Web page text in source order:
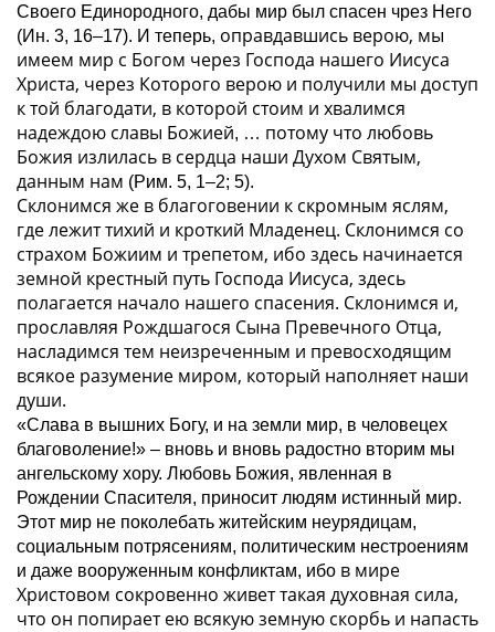
Своего Единородного, дабы мир был спасен чрез Него
(Ин. 3, 16–17). И теперь, оправдавшись верою, мы
имеем мир с Богом через Господа нашего Иисуса
Христа, через Которого верою и получили мы доступ
к той благодати, в которой стоим и хвалимся
надеждою славы Божией, … потому что любовь
Божия излилась в сердца наши Духом Святым,
данным нам (Рим. 5, 1–2; 5).
Склонимся же в благоговении к скромным яслям,
где лежит тихий и кроткий Младенец. Склонимся со
страхом Божиим и трепетом, ибо здесь начинается
земной крестный путь Господа Иисуса, здесь
полагается начало нашего спасения. Склонимся и,
прославляя Рождшагося Сына Превечного Отца,
насладимся тем неизреченным и превосходящим
всякое разумение миром, который наполняет наши
души.
«Слава в вышних Богу, и на земли мир, в человецех
благоволение!» – вновь и вновь радостно вторим мы
ангельскому хору. Любовь Божия, явленная в
Рождении Спасителя, приносит людям истинный мир.
Этот мир не поколебать житейским неурядицам,
социальным потрясениям, политическим нестроениям
и даже вооруженным конфликтам, ибо в мире
Христовом сокровенно живет такая духовная сила,
что он попирает ею всякую земную скорбь и напасть